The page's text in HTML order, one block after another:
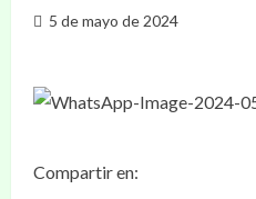
5 de mayo de 2024
Compartir en: